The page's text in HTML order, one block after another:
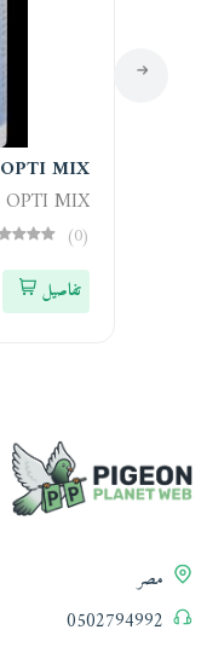
OPTI MIX
OPTI MIX
(0)
تفاصيل
مصر
0502794992